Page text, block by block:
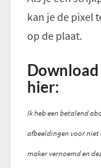
kan je de pixel
op de plaat.
hier:
Ik heb een betalend
afbeeldingen voor niet
maker vernoemd en